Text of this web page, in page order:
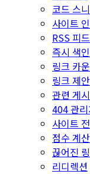
코드 스
사이트
RSS 피
즉시 색
링크 카
링크 제안
관련 게
404 관
사이트
점수 계
끊어진
리디렉션